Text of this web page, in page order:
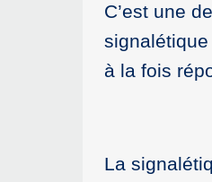
C’est une
à la fois
La